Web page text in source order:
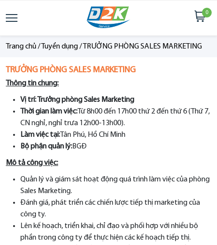
0
Trang chủ/ Tuyển dụng/ TRƯỞNG PHÒNG SALES MARKETING
TRƯỞNG PHÒNG SALES MARKETING
Thông tin chung:
Vị trí: Trưởng phòng Sales Marketing
Thời gian làm việc: Từ 8h00 đến 17h00 thứ 2 đến thứ 6 (Thứ 7,
CN nghỉ, nghỉ trưa 12h00-13h00).
Làm việc tại: Tân Phú, Hồ Chí Minh
Bộ phận quản lý:BGĐ
Mô tả công việc:
Quản lý và giám sát hoạt động quá trình làm việc của phòng
Sales Marketing.
Đánh giá, phát triển các chiến lược tiếp thị marketing của
công ty.
Lên kế hoạch, triển khai, chỉ đạo và phối hợp với nhiều bộ
phần trong công ty để thực hiện các kế hoạch tiếp thị.